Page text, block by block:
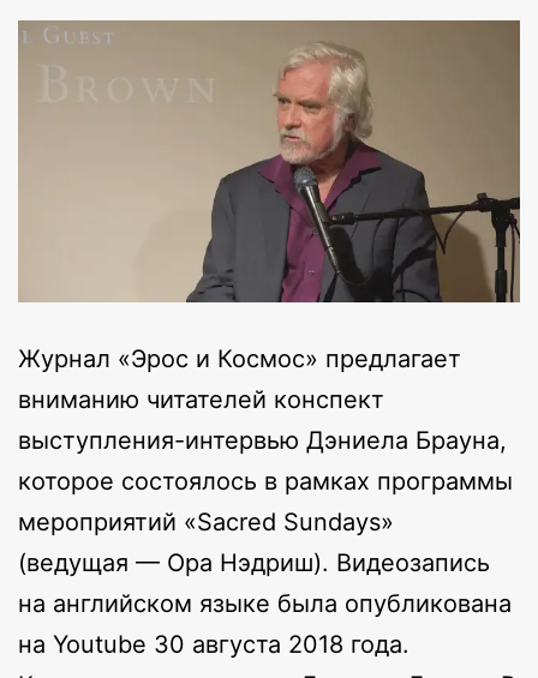
Журнал «Эрос и Космос» предлагает
вниманию читателей конспект
выступления-интервью Дэниела Брауна,
которое состоялось в рамках программы
мероприятий «Sacred Sundays»
(ведущая — Ора Нэдриш). Видеозапись
на английском языке была опубликована
на Youtube 30 августа 2018 года.